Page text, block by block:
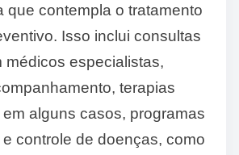
que contempla o tratamento
Isso inclui consultas
médicos especialistas,
terapias
alguns casos, programas
controle de doenças, como